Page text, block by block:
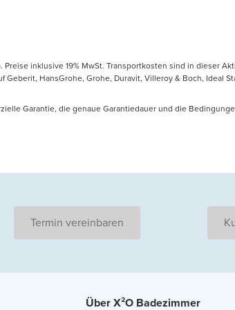
inklusive 19% MwSt. Transportkosten sind in dieser
HansGrohe, Grohe, Duravit, Villeroy & Boch, Ideal
Garantie, die genaue Garantiedauer und die
Termin vereinbaren
Über X²O Badezimmer